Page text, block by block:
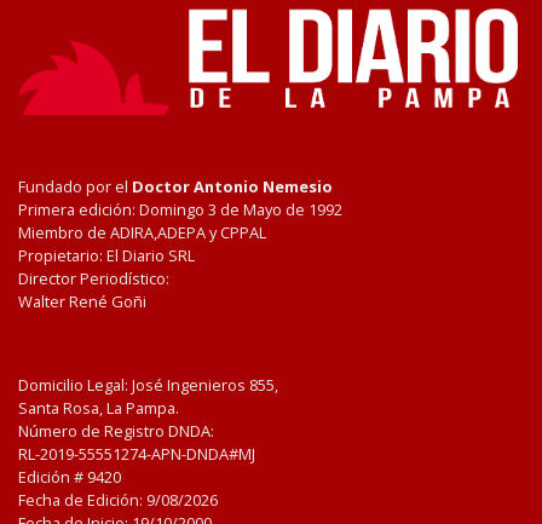
Fundado por el Doctor Antonio Nemesio
Primera edición: Domingo 3 de Mayo de 1992
Miembro de ADIRA,ADEPA y CPPAL
Propietario: El Diario SRL
Director Periodístico:
Walter René Goñi
Domicilio Legal: José Ingenieros 855,
Santa Rosa, La Pampa.
Número de Registro DNDA:
RL-2019-55551274-APN-DNDA#MJ
Edición # 9420
Fecha de Edición: 9/08/2026